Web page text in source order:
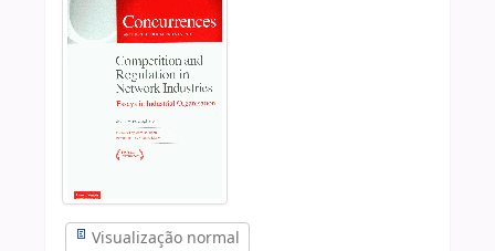
Visualização normal